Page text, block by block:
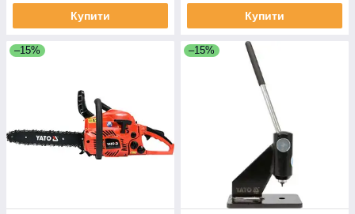
Купити Купити
–15% –15%